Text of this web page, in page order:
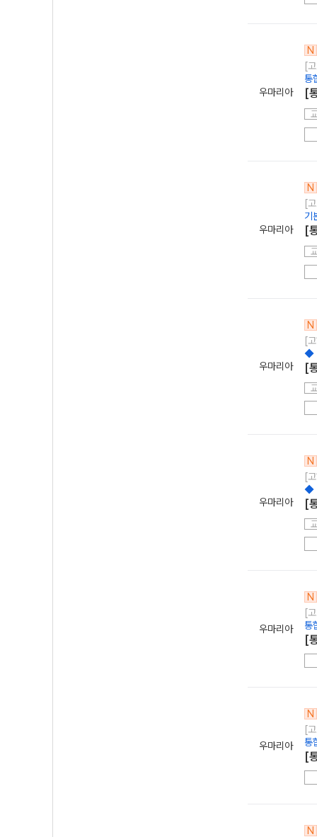
우마리아
N
[
통
[
우마리아
N
[
기
[
우마리아
N
[
◆
[
우마리아
N
[
◆
[
우마리아
N
[
통
[
우마리아
N
[
통
[
N